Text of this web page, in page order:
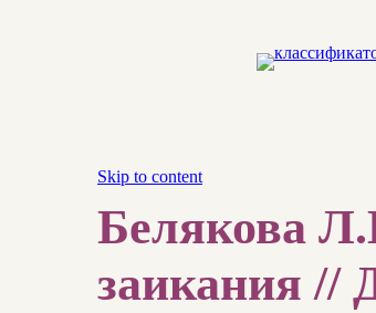
Skip to content
Белякова
заикания //